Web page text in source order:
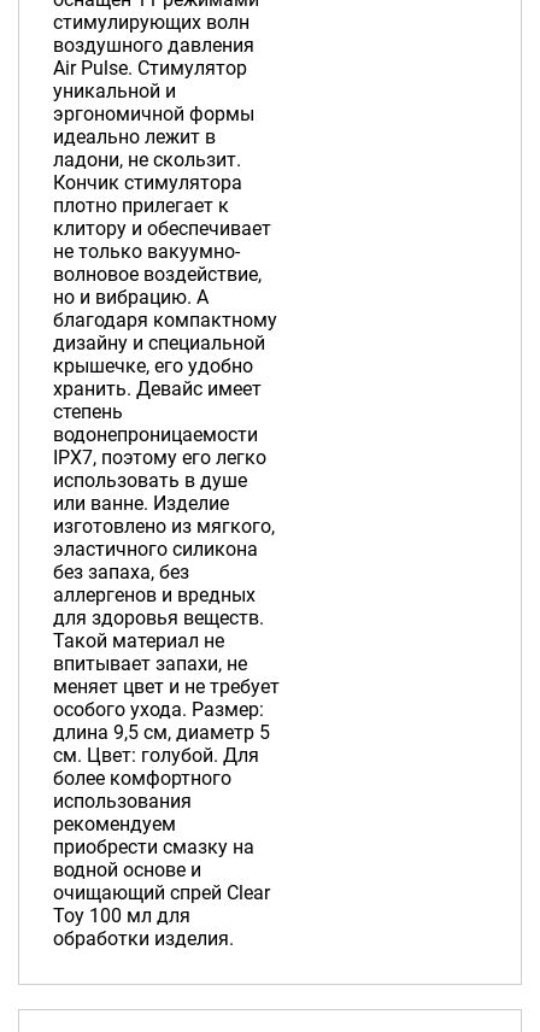
стимулирующих волн
воздушного давления
Air Pulse. Стимулятор
уникальной и
эргономичной формы
идеально лежит в
ладони, не скользит.
Кончик стимулятора
плотно прилегает к
клитору и обеспечивает
не только вакуумно-
волновое воздействие,
но и вибрацию. А
благодаря компактному
дизайну и специальной
крышечке, его удобно
хранить. Девайс имеет
степень
водонепроницаемости
IPX7, поэтому его легко
использовать в душе
или ванне. Изделие
изготовлено из мягкого,
эластичного силикона
без запаха, без
аллергенов и вредных
для здоровья веществ.
Такой материал не
впитывает запахи, не
меняет цвет и не требует
особого ухода. Размер:
длина 9,5 см, диаметр 5
см. Цвет: голубой. Для
более комфортного
использования
рекомендуем
приобрести смазку на
водной основе и
очищающий спрей Clear
Toy 100 мл для
обработки изделия.